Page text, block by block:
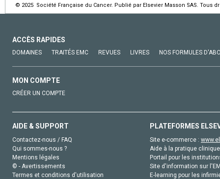
© 2025 Société Française du Cancer. Publié par Elsevier Masson SAS. Tous
ACCÈS RAPIDES
DOMAINES TRAITÉS EMC REVUES LIVRES NOS FORMULES
MON COMPTE
CRÉER UN COMPTE
AIDE & SUPPORT
Contactez-nous / FAQ
Qui sommes-nous ?
Mentions légales
© - Avertissements
Termes et conditions d'utilisation
PLATEFORMES
Site e-commerce :
Aide à la pratique
Portail pour les
Site d'information sur
E-learning pour les